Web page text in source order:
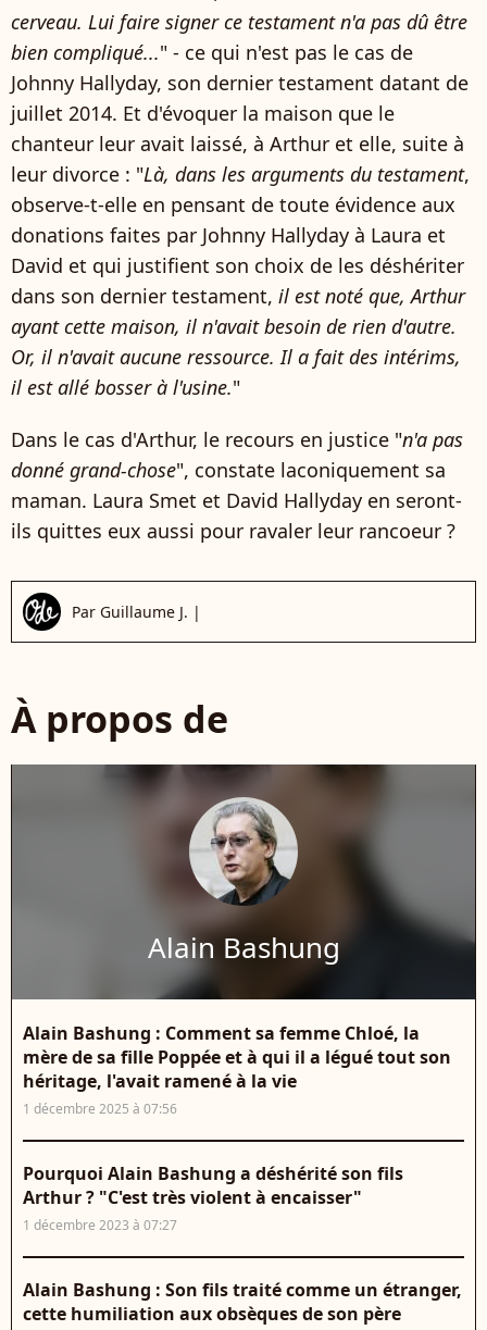
cerveau. Lui faire signer ce testament n'a pas dû être
bien compliqué..." - ce qui n'est pas le cas de
Johnny Hallyday, son dernier testament datant de
juillet 2014. Et d'évoquer la maison que le
chanteur leur avait laissé, à Arthur et elle, suite à
leur divorce : "Là, dans les arguments du testament,
observe-t-elle en pensant de toute évidence aux
donations faites par Johnny Hallyday à Laura et
David et qui justifient son choix de les déshériter
dans son dernier testament, il est noté que, Arthur
ayant cette maison, il n'avait besoin de rien d'autre.
Or, il n'avait aucune ressource. Il a fait des intérims,
il est allé bosser à l'usine."
Dans le cas d'Arthur, le recours en justice "n'a pas
donné grand-chose", constate laconiquement sa
maman. Laura Smet et David Hallyday en seront-
ils quittes eux aussi pour ravaler leur rancoeur ?
Par Guillaume J. |
À propos de
Alain Bashung
Alain Bashung : Comment sa femme Chloé, la
mère de sa fille Poppée et à qui il a légué tout son
héritage, l'avait ramené à la vie
1 décembre 2025 à 07:56
Pourquoi Alain Bashung a déshérité son fils
Arthur ? "C'est très violent à encaisser"
1 décembre 2023 à 07:27
Alain Bashung : Son fils traité comme un étranger,
cette humiliation aux obsèques de son père